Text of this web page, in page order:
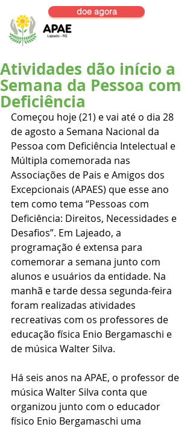
doe agora
Atividades dão início a
Semana da Pessoa com
Deficiência
Começou hoje (21) e vai até o dia 28
de agosto a Semana Nacional da
Pessoa com Deficiência Intelectual e
Múltipla comemorada nas
Associações de Pais e Amigos dos
Excepcionais (APAES) que esse ano
tem como tema “Pessoas com
Deficiência: Direitos, Necessidades e
Desafios”. Em Lajeado, a
programação é extensa para
comemorar a semana junto com
alunos e usuários da entidade. Na
manhã e tarde dessa segunda-feira
foram realizadas atividades
recreativas com os professores de
educação física Enio Bergamaschi e
de música Walter Silva.
Há seis anos na APAE, o professor de
música Walter Silva conta que
organizou junto com o educador
físico Enio Bergamaschi uma